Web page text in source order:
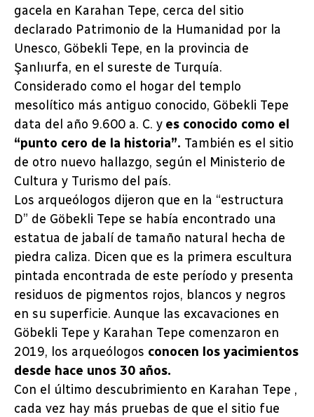
gacela en Karahan Tepe, cerca del sitio
declarado Patrimonio de la Humanidad por la
Unesco, Göbekli Tepe, en la provincia de
Şanlıurfa, en el sureste de Turquía.
Considerado como el hogar del templo
mesolítico más antiguo conocido, Göbekli Tepe
data del año 9.600 a. C. y es conocido como el
“punto cero de la historia”. También es el sitio
de otro nuevo hallazgo, según el Ministerio de
Cultura y Turismo del país.
Los arqueólogos dijeron que en la “estructura
D” de Göbekli Tepe se había encontrado una
estatua de jabalí de tamaño natural hecha de
piedra caliza. Dicen que es la primera escultura
pintada encontrada de este período y presenta
residuos de pigmentos rojos, blancos y negros
en su superficie. Aunque las excavaciones en
Göbekli Tepe y Karahan Tepe comenzaron en
2019, los arqueólogos conocen los yacimientos
desde hace unos 30 años.
Con el último descubrimiento en Karahan Tepe ,
cada vez hay más pruebas de que el sitio fue